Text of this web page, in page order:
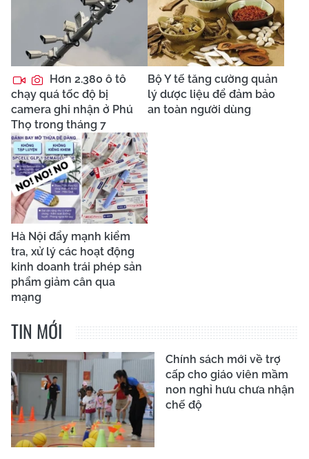
Hơn 2.380 ô tô
chạy quá tốc độ bị
camera ghi nhận ở Phú
Thọ trong tháng 7
Bộ Y tế tăng cường quản
lý dược liệu để đảm bảo
an toàn người dùng
Hà Nội đẩy mạnh kiểm
tra, xử lý các hoạt động
kinh doanh trái phép sản
phẩm giảm cân qua
mạng
TIN MỚI
Chính sách mới về trợ
cấp cho giáo viên mầm
non nghỉ hưu chưa nhận
chế độ